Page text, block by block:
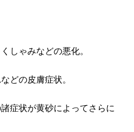
しゃみなどの悪化。
どの皮膚症状。
症状が黄砂によってさらに